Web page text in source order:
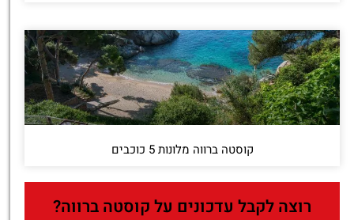
קוסטה ברווה מלונות 5 כוכבים
רוצה לקבל עדכונים על קוסטה ברווה?